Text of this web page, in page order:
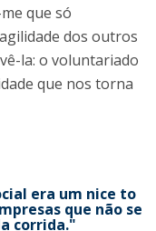
que só
dos outros
la: o voluntariado
que nos torna
era um nice to
que não se
corrida."